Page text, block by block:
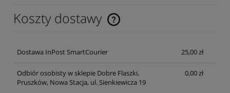
Koszty dostawy
Cena nie zawiera ewentualnych kosztów płatności
Dostawa InPost SmartCourier 25,00 zł
Odbiór osobisty w sklepie Dobre Flaszki,
Pruszków, Nowa Stacja, ul. Sienkiewicza 19
0,00 zł